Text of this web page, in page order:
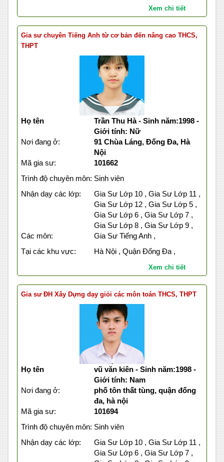
Xem chi tiết
Gia sư chuyên Tiếng Anh từ cơ bản đến nâng cao THCS,
THPT
Họ tên
Trần Thu Hà - Sinh năm:1998 -
Giới tính: Nữ
Nơi đang ở:
91 Chùa Láng, Đống Đa, Hà
Nội
Mã gia sư:
101662
Trình độ chuyên môn: Sinh viên
Nhận dạy các lớp:
Gia Sư Lớp 10 , Gia Sư Lớp 11 ,
Gia Sư Lớp 12 , Gia Sư Lớp 5 ,
Gia Sư Lớp 6 , Gia Sư Lớp 7 ,
Gia Sư Lớp 8 , Gia Sư Lớp 9 ,
Các môn:
Gia Sư Tiếng Anh ,
Tại các khu vực:
Hà Nội , Quận Đống Đa ,
Xem chi tiết
Gia sư ĐH Xây Dựng dạy giỏi các môn toán THCS, THPT
Họ tên
vũ văn kiên - Sinh năm:1998 -
Giới tính: Nam
Nơi đang ở:
phố tôn thất tùng, quận đống
đa, hà nội
Mã gia sư:
101694
Trình độ chuyên môn: Sinh viên
Nhận dạy các lớp:
Gia Sư Lớp 10 , Gia Sư Lớp 11 ,
Gia Sư Lớp 6 , Gia Sư Lớp 7 ,